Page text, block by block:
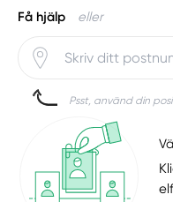
Få hjälp eller
Psst, använd din